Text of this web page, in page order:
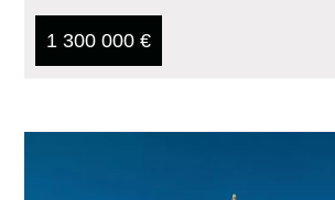
1 300 000 €